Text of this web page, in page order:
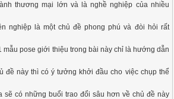
thương mại lớn và là nghề nghiệp của nhiều
nghiệp là một chủ đề phong phú và đòi hỏi rất
mẫu pose giới thiệu trong bài này chỉ là hướng dẫn
đề này thì có ý tưởng khởi đầu cho việc chụp thể
sẽ có những buổi trao đổi sâu hơn về chủ đề này